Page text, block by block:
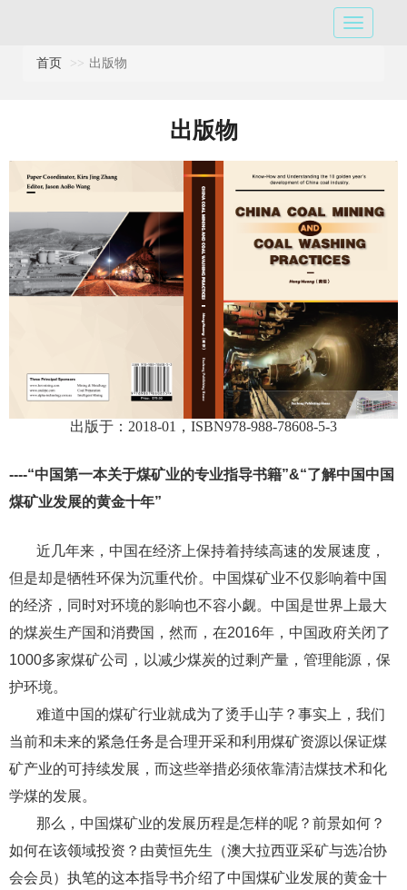
首页 出版物
出版物
出版于：2018-01，ISBN978-988-78608-5-3
----“中国第一本关于煤矿业的专业指导书籍”&“了解中国中国
煤矿业发展的黄金十年”
近几年来，中国在经济上保持着持续高速的发展速度，
但是却是牺牲环保为沉重代价。中国煤矿业不仅影响着中国
的经济，同时对环境的影响也不容小觑。中国是世界上最大
的煤炭生产国和消费国，然而，在2016年，中国政府关闭了
1000多家煤矿公司，以减少煤炭的过剩产量，管理能源，保
护环境。
难道中国的煤矿行业就成为了烫手山芋？事实上，我们
当前和未来的紧急任务是合理开采和利用煤矿资源以保证煤
矿产业的可持续发展，而这些举措必须依靠清洁煤技术和化
学煤的发展。
那么，中国煤矿业的发展历程是怎样的呢？前景如何？
如何在该领域投资？由黄恒先生（澳大拉西亚采矿与选冶协
会会员）执笔的这本指导书介绍了中国煤矿业发展的黄金十